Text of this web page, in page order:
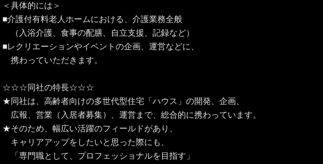
＜具体的には＞
■介護付有料老人ホームにおける、介護業務全般
（入浴介護、食事の配膳、自立支援、記録など）
■レクリエーションやイベントの企画、運営などに、
携わっていただきます。
☆☆☆同社の特長☆☆☆
★同社は、高齢者向けの多世代型住宅「ハウス」の開発、企画、
広報、営業（入居者募集）、運営まで、総合的に携わっています。
★そのため、幅広い活躍のフィールドがあり、
キャリアアップをしたいと思った際にも、
「専門職として、プロフェッショナルを目指す」